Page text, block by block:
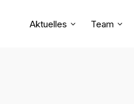
Aktuelles Team